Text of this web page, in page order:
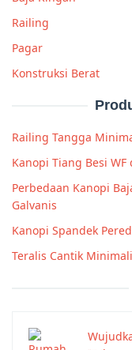
Railing
Pagar
Konstruksi Berat
Railing Tangga
Kanopi Tiang Besi
Perbedaan Kanopi
Galvanis
Kanopi Spandek
Teralis Cantik